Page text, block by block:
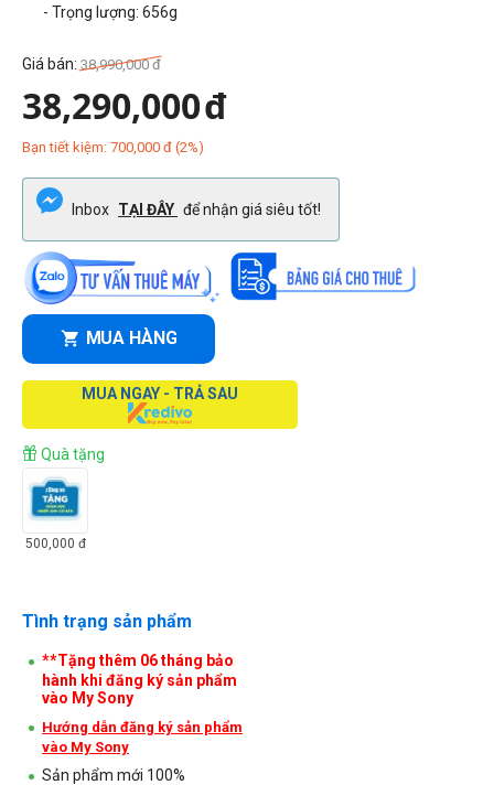
- Trọng lượng: 656g
Giá bán: 38,990,000 đ
38,290,000đ
Bạn tiết kiệm: 700,000 đ (2%)
Inbox TẠI ĐÂY để nhận giá siêu tốt!
MUA HÀNG
MUA NGAY - TRẢ SAU
Quà tặng
500,000 đ
Tình trạng sản phẩm
**Tặng thêm 06 tháng bảo
hành khi đăng ký sản phẩm
vào My Sony
Hướng dẫn đăng ký sản phẩm
vào My Sony
Sản phẩm mới 100%